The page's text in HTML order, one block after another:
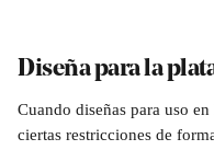
Diseña para la
Cuando diseñas para uso
ciertas restricciones de